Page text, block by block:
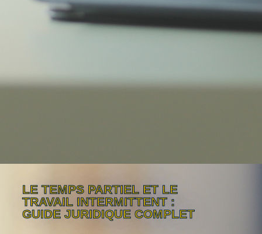
LE TEMPS PARTIEL ET LE
TRAVAIL INTERMITTENT :
GUIDE JURIDIQUE COMPLET